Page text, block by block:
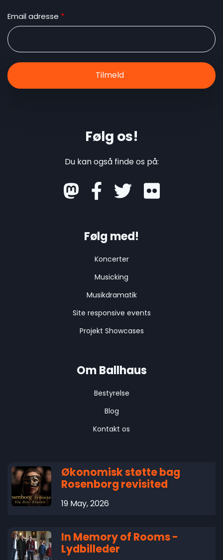
Email adresse
Følg os!
Du kan også finde os på:
mastodon
Følg med!
Koncerter
Musicking
Musikdramatik
Site responsive events
Projekt Showcases
Om Ballhaus
Bestyrelse
Blog
Kontakt os
Økonomisk støtte bag
Rosenborg revisited
19 May, 2026
In Memory of Rooms -
Lydbilleder